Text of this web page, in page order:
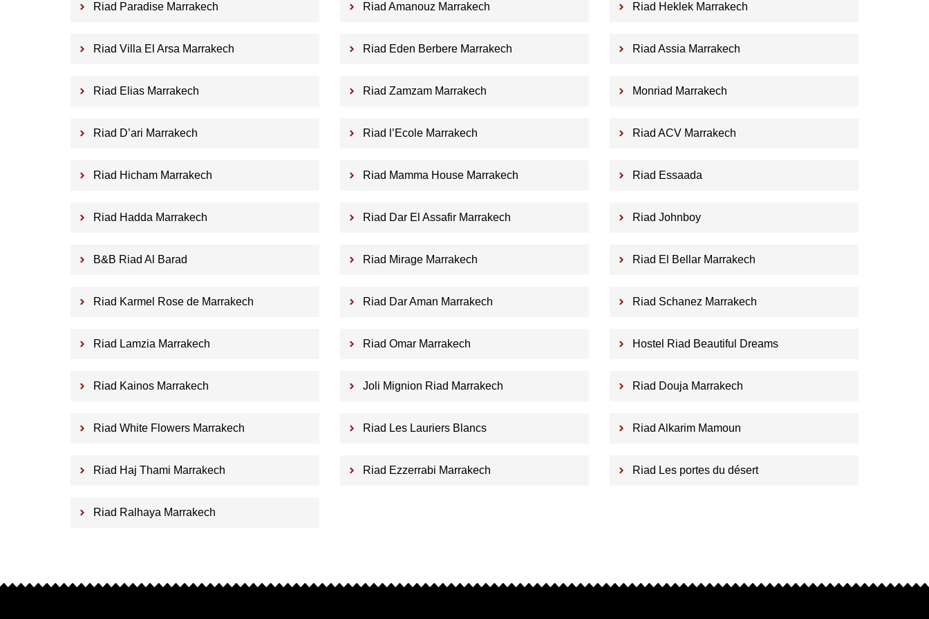
Riad Paradise Marrakech Riad Amanouz Marrakech Riad Heklek Marrakech
Riad Villa El Arsa Marrakech Riad Eden Berbere Marrakech Riad Assia Marrakech
Riad Elias Marrakech Riad Zamzam Marrakech Monriad Marrakech
Riad D’ari Marrakech Riad l’Ecole Marrakech Riad ACV Marrakech
Riad Hicham Marrakech Riad Mamma House Marrakech Riad Essaada
Riad Hadda Marrakech Riad Dar El Assafir Marrakech Riad Johnboy
B&B Riad Al Barad Riad Mirage Marrakech Riad El Bellar Marrakech
Riad Karmel Rose de Marrakech Riad Dar Aman Marrakech Riad Schanez Marrakech
Riad Lamzia Marrakech Riad Omar Marrakech Hostel Riad Beautiful Dreams
Riad Kainos Marrakech Joli Mignion Riad Marrakech Riad Douja Marrakech
Riad White Flowers Marrakech Riad Les Lauriers Blancs Riad Alkarim Mamoun
Riad Haj Thami Marrakech Riad Ezzerrabi Marrakech Riad Les portes du désert
Riad Ralhaya Marrakech